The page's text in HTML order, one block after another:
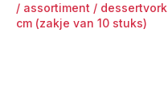
/ assortiment / dessertvork
cm (zakje van 10 stuks)